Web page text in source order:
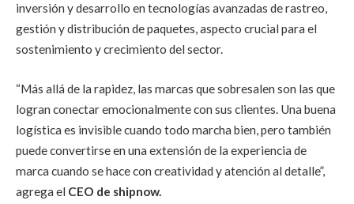
inversión y desarrollo en tecnologías avanzadas de rastreo,
gestión y distribución de paquetes, aspecto crucial para el
sostenimiento y crecimiento del sector.
“Más allá de la rapidez, las marcas que sobresalen son las que
logran conectar emocionalmente con sus clientes. Una buena
logística es invisible cuando todo marcha bien, pero también
puede convertirse en una extensión de la experiencia de
marca cuando se hace con creatividad y atención al detalle”,
agrega el CEO de shipnow.